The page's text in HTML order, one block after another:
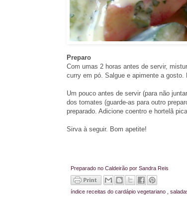
Preparo
Com umas 2 horas antes de servir,
curry em pó. Salgue e apimente a
Um pouco antes de servir (para não
dos tomates (guarde-as para outro
preparado. Adicione coentro e hortelã
Sirva à seguir. Bom apetite!
Preparado no Caldeirão por Sandra Reis
índice receitas do cardápio vegetariano